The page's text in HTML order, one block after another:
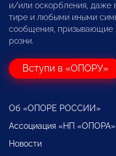
и/или оскорбления, даже
тире и любыми иными
сообщения, призывающие
розни.
Вступи в «ОПОРУ»
Об «ОПОРЕ РОССИИ»
Ассоциация «НП «ОПОРА»
Новости